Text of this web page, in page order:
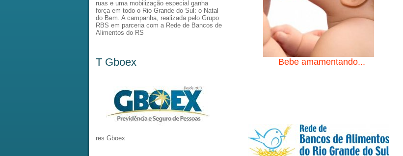
ruas e uma mobilização especial ganha
força em todo o Rio Grande do Sul: o Natal
do Bem. A campanha, realizada pelo Grupo
RBS em parceria com a Rede de Bancos de
Alimentos do RS
T Gboex
res Gboex
Bebe amamentando...